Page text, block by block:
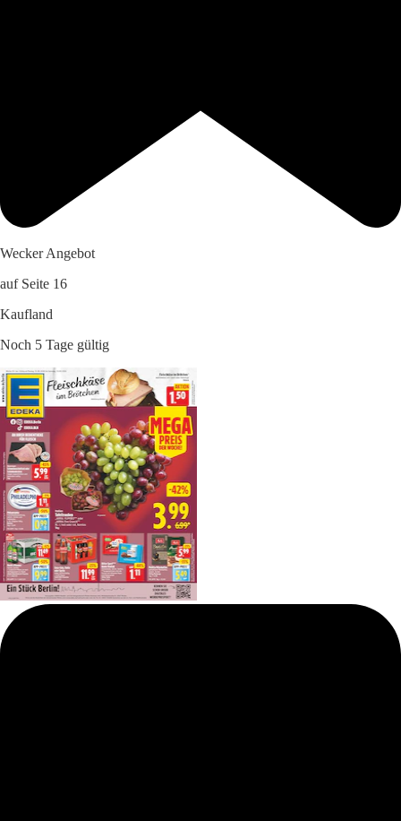
Wecker Angebot
auf Seite 16
Kaufland
Noch 5 Tage gültig